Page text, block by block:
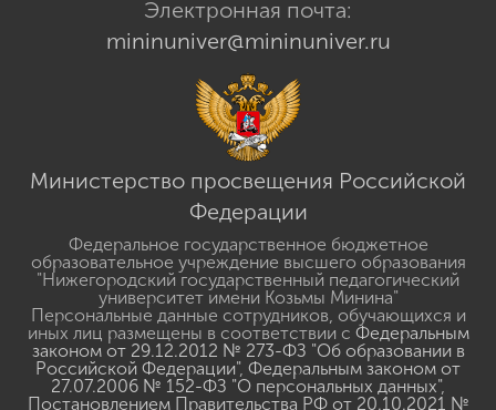
Электронная почта:
mininuniver@mininuniver.ru
Министерство просвещения Российской
Федерации
Федеральное государственное бюджетное
образовательное учреждение высшего образования
"Нижегородский государственный педагогический
университет имени Козьмы Минина"
Персональные данные сотрудников, обучающихся и
иных лиц размещены в соответствии с Федеральным
законом от 29.12.2012 № 273-ФЗ "Об образовании в
Российской Федерации", Федеральным законом от
27.07.2006 № 152-ФЗ "О персональных данных",
Постановлением Правительства РФ от 20.10.2021 №